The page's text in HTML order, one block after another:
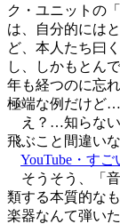
ク・ユニットの
は、自分的には
ど、本人たち曰
し、しかもとん
年も経つのに忘
極端な例だけど…
え？…知らない
飛ぶこと間違い
YouTube・す
そうそう、「
類する本質的な
楽器なんて弾い